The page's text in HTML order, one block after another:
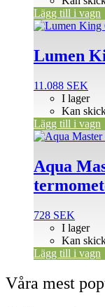
Lägg till i vagn
Lumen
11.088 SEK
I lager
Kan
Lägg till i vagn
Aqua
728 SEK
I lager
Kan
Lägg till i vagn
Våra mest